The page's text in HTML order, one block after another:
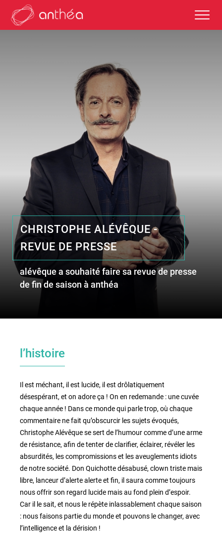
saison 2026-27
éditos
saisons passées
autour des représentations
scolaires et enseignements
partenaires culturels
le lieu
CHRISTOPHE ALÉVÊQUE -
REVUE DE PRESSE
alévêque a souhaité faire sa revue de presse
de fin de saison à anthéa
l’histoire
Il est méchant, il est lucide, il est drôlatiquement
désespérant, et on adore ça ! On en redemande : une cuvée
chaque année ! Dans ce monde qui parle trop, où chaque
commentaire ne fait qu’obscurcir les sujets évoqués,
Christophe Alévêque se sert de l’humour comme d’une arme
de résistance, afin de tenter de clarifier, éclairer, révéler les
absurdités, les compromissions et les aveuglements idiots
de notre société. Don Quichotte désabusé, clown triste mais
libre, lanceur d’alerte alerte et fin, il saura comme toujours
nous offrir son regard lucide mais au fond plein d’espoir.
Car il le sait, et nous le répète inlassablement chaque saison
: nous faisons partie du monde et pouvons le changer, avec
l’intelligence et la dérision !